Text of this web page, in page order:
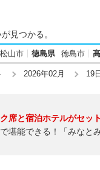
見つかる。
松山市 徳島県 徳島市
2026年02月 19日
席と宿泊ホテルがセット
堪能できる！「みなと